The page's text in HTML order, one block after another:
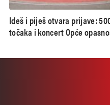
Ideš i piješ otvara prijave:
točaka i koncert Opće